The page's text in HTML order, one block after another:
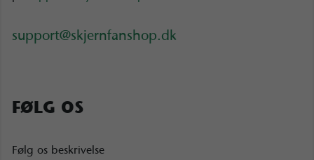
support@skjernfanshop.dk
FØLG OS
Følg os beskrivelse